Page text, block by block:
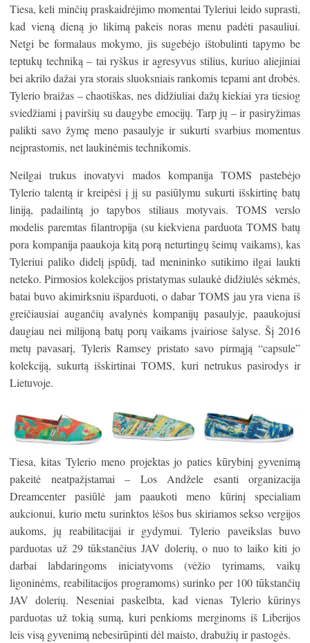
Tiesa, keli minčių praskaidrėjimo momentai Tyleriui leido suprasti,
kad vieną dieną jo likimą pakeis noras menu padėti pasauliui.
Netgi be formalaus mokymo, jis sugebėjo ištobulinti tapymo be
teptukų techniką – tai ryškus ir agresyvus stilius, kuriuo aliejiniai
bei akrilo dažai yra storais sluoksniais rankomis tepami ant drobės.
Tylerio braižas – chaotiškas, nes didžiuliai dažų kiekiai yra tiesiog
sviedžiami į paviršių su daugybe emocijų. Tarp jų – ir pasiryžimas
palikti savo žymę meno pasaulyje ir sukurti svarbius momentus
neįprastomis, net laukinėmis technikomis.
Neilgai trukus inovatyvi mados kompanija TOMS pastebėjo
Tylerio talentą ir kreipėsi į jį su pasiūlymu sukurti išskirtinę batų
liniją, padailintą jo tapybos stiliaus motyvais. TOMS verslo
modelis paremtas filantropija (su kiekviena parduota TOMS batų
pora kompanija paaukoja kitą porą neturtingų šeimų vaikams), kas
Tyleriui paliko didelį įspūdį, tad menininko sutikimo ilgai laukti
neteko. Pirmosios kolekcijos pristatymas sulaukė didžiulės sėkmės,
batai buvo akimirksniu išparduoti, o dabar TOMS jau yra viena iš
greičiausiai augančių avalynės kompanijų pasaulyje, paaukojusi
daugiau nei milijoną batų porų vaikams įvairiose šalyse. Šį 2016
metų pavasarį, Tyleris Ramsey pristato savo pirmąją “capsule”
kolekciją, sukurtą išskirtinai TOMS, kuri netrukus pasirodys ir
Lietuvoje.
Tiesa, kitas Tylerio meno projektas jo paties kūrybinį gyvenimą
pakeitė neatpažįstamai – Los Andžele esanti organizacija
Dreamcenter pasiūlė jam paaukoti meno kūrinį specialiam
aukcionui, kurio metu surinktos lėšos bus skiriamos sekso vergijos
aukoms, jų reabilitacijai ir gydymui. Tylerio paveikslas buvo
parduotas už 29 tūkstančius JAV dolerių, o nuo to laiko kiti jo
darbai labdaringoms iniciatyvoms (vėžio tyrimams, vaikų
ligoninėms, reabilitacijos programoms) surinko per 100 tūkstančių
JAV dolerių. Neseniai paskelbta, kad vienas Tylerio kūrinys
parduotas už tokią sumą, kuri penkioms merginoms iš Liberijos
leis visą gyvenimą nebesirūpinti dėl maisto, drabužių ir pastogės.